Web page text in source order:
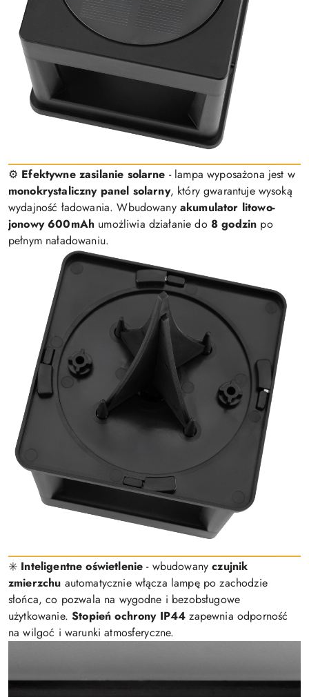
⚙️ Efektywne zasilanie solarne - lampa wyposażona jest w
monokrystaliczny panel solarny, który gwarantuje wysoką
wydajność ładowania. Wbudowany akumulator litowo-
jonowy 600mAh umożliwia działanie do 8 godzin po
pełnym naładowaniu.
✳️ Inteligentne oświetlenie - wbudowanyczujnik
zmierzchu automatycznie włącza lampę po zachodzie
słońca, co pozwala na wygodne i bezobsługowe
użytkowanie.Stopień ochrony IP44 zapewnia odporność
na wilgoć i warunki atmosferyczne.